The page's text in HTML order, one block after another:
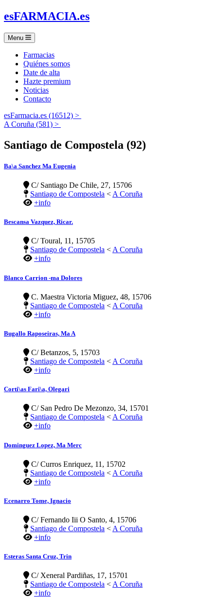
esFARMACIA.es
Menu
Farmacias
Quiénes somos
Date de alta
Hazte premium
Noticias
Contacto
esFarmacia.es (16512) >
A Coruña (581) >
Santiago de Compostela (92)
Ba\a Sanchez Ma Eugenia
C/ Santiago De Chile, 27, 15706
Santiago de Compostela < A Coruña
+info
Bescansa Vazquez, Ricar.
C/ Toural, 11, 15705
Santiago de Compostela <A Coruña
+info
Blanco Carrion -ma Dolores
C. Maestra Victoria Miguez, 48, 15706
Santiago de Compostela < A Coruña
+info
Bugallo Raposeiras, Ma A
C/ Betanzos, 5, 15703
Santiago de Compostela < A Coruña
+info
Corti\as Fari\a, Olegari
C/ San Pedro De Mezonzo, 34, 15701
Santiago de Compostela <A Coruña
+info
Dominguez Lopez, Ma Merc
C/ Curros Enriquez, 11, 15702
Santiago de Compostela < A Coruña
+info
Ecenarro Tome, Ignacio
C/ Fernando Iii O Santo, 4, 15706
Santiago de Compostela < A Coruña
+info
Esteras Santa Cruz, Trin
C/ Xeneral Pardiñas, 17, 15701
Santiago de Compostela <A Coruña
+info